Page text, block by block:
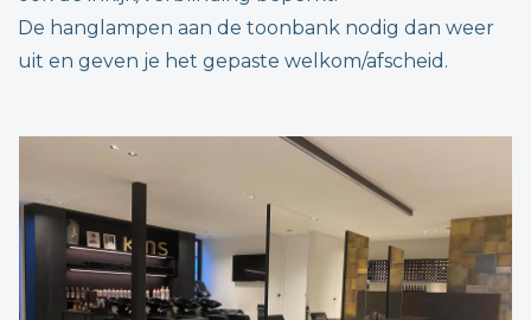
De hanglampen aan de toonbank nodig dan weer
uit en geven je het gepaste welkom/afscheid.